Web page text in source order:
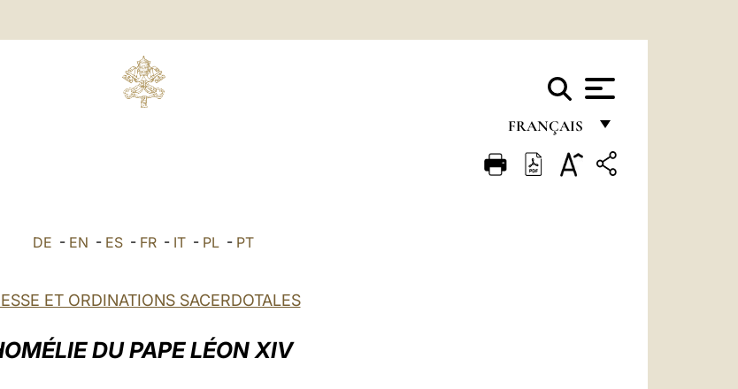
FRANÇAIS
FRANÇAIS
DE - EN - ES - FR - IT - PL - PT
ET ORDINATIONS SACERDOTALES
DU PAPE LÉON XIV